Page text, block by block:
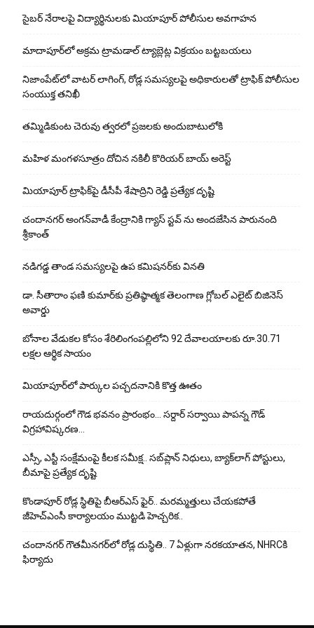
సైబర్ నేరాలపై విద్యార్థినులకు మియాపూర్ పోలీసుల అవగాహన
మాదాపూర్‌లో అక్రమ ట్రామడాల్ ట్యాబ్లెట్ల విక్రయం బట్టబయలు
నిజాంపేట్‌లో వాటర్ లాగింగ్, రోడ్ల సమస్యలపై అధికారులతో ట్రాఫిక్ పోలీసుల
సంయుక్త తనిఖీ
తమ్మిడికుంట చెరువు త్వరలో ప్రజలకు అందుబాటులోకి
మహిళ మంగళసూత్రం దోచిన నకిలీ కొరియర్ బాయ్ అరెస్ట్
మియాపూర్ ట్రాఫిక్‌పై డీసీపీ శేషాద్రిని రెడ్డి ప్రత్యేక దృష్టి
చందానగర్ అంగన్‌వాడీ కేంద్రానికి గ్యాస్ స్టవ్ ను అందజేసిన పారునంది
శ్రీకాంత్
నడిగడ్డ తాండ సమస్యలపై ఉప కమిషనర్‌కు వినతి
డా. సీతారాం ఫణి కుమార్‌కు ప్రతిష్ఠాత్మక తెలంగాణ గ్లోబల్ ఎలైట్ బిజినెస్
అవార్డు
బోనాల వేడుకల కోసం శేరిలింగంపల్లిలోని 92 దేవాలయాలకు రూ.30.71
లక్షల ఆర్థిక సాయం
మియాపూర్‌లో పార్కుల పచ్చదనానికి కొత్త ఊతం
రాయదుర్గంలో గౌడ భవనం ప్రారంభం… సర్దార్ సర్వాయి పాపన్న గౌడ్
విగ్రహావిష్కరణ…
ఎస్సీ, ఎస్టీ సంక్షేమంపై కీలక సమీక్ష.. సబ్‌ప్లాన్ నిధులు, బ్యాక్‌లాగ్ పోస్టులు,
బీమాపై ప్రత్యేక దృష్టి
కొండాపూర్ రోడ్ల స్థితిపై బీఆర్ఎస్ ఫైర్.. మరమ్మత్తులు చేయ‌క‌పోతే
జీహెచ్‌ఎంసీ కార్యాలయం ముట్టడి హెచ్చరిక..
చందానగర్ గౌతమీనగర్‌లో రోడ్ల దుస్థితి.. 7 ఏళ్లుగా నరకయాతన, NHRCకి
ఫిర్యాదు